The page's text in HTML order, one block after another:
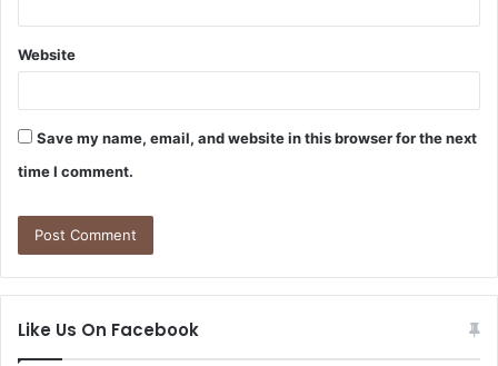
Website
Save my name, email, and website in this browser for the next
time I comment.
Like Us On Facebook